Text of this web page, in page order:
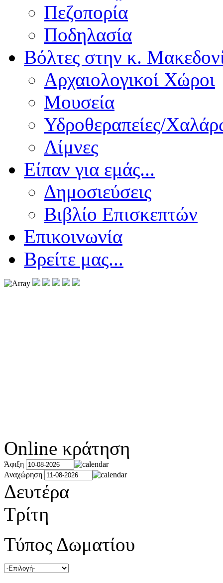
Πεζοπορία
Ποδηλασία
Βόλτες στην κ.
Αρχαιολογικοί Χώροι
Μουσεία
Υδροθεραπείες/
Λίμνες
Είπαν για εμάς...
Δημοσιεύσεις
Βιβλίο Επισκεπτών
Επικοινωνία
Βρείτε μας...
Online κράτηση
Άφιξη
Αναχώρηση
Δευτέρα
Τρίτη
Τύπος Δωματίου